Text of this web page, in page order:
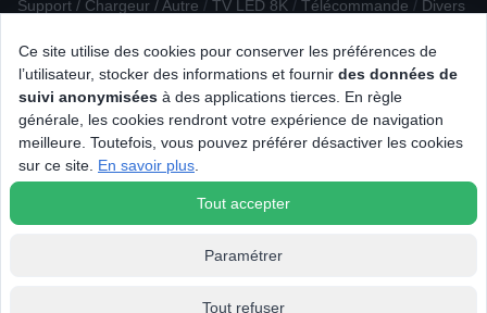
Ce site utilise des cookies pour conserver les préférences de
l’utilisateur, stocker des informations et fournir des données de
suivi anonymisées à des applications tierces. En règle
générale, les cookies rendront votre expérience de navigation
meilleure. Toutefois, vous pouvez préférer désactiver les cookies
sur ce site. En savoir plus
Tout accepter
Paramétrer
Tout refuser
Support / Chargeur / Autre / TV LED 8K / Télécommande / Divers
Fondue / Wok / Tajine / Pâtisserie / Cartouche d'encre /
Réfrigérateur avec freezer / Micro-ondes encastrable /
Réfrigérateur 2 portes Réfrigérateur Américain
Assistant d'aide à la conduite Réfrigérateur intégrable
Croque / gaufre / Aspirateur balai
Sacoche / Eclairage connecté
© 2026 Tous droits réservés Connexion.fr
Affichage et filtrage